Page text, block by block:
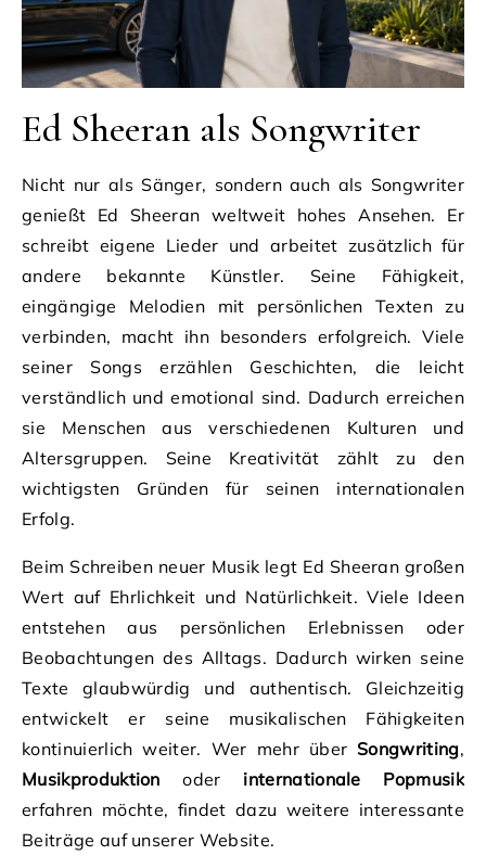
Ed Sheeran als Songwriter
Nicht nur als Sänger, sondern auch als Songwriter
genießt Ed Sheeran weltweit hohes Ansehen. Er
schreibt eigene Lieder und arbeitet zusätzlich für
andere bekannte Künstler. Seine Fähigkeit,
eingängige Melodien mit persönlichen Texten zu
verbinden, macht ihn besonders erfolgreich. Viele
seiner Songs erzählen Geschichten, die leicht
verständlich und emotional sind. Dadurch erreichen
sie Menschen aus verschiedenen Kulturen und
Altersgruppen. Seine Kreativität zählt zu den
wichtigsten Gründen für seinen internationalen
Erfolg.
Beim Schreiben neuer Musik legt Ed Sheeran großen
Wert auf Ehrlichkeit und Natürlichkeit. Viele Ideen
entstehen aus persönlichen Erlebnissen oder
Beobachtungen des Alltags. Dadurch wirken seine
Texte glaubwürdig und authentisch. Gleichzeitig
entwickelt er seine musikalischen Fähigkeiten
kontinuierlich weiter. Wer mehr überSongwriting,
Musikproduktion oder internationale Popmusik
erfahren möchte, findet dazu weitere interessante
Beiträge auf unserer Website.